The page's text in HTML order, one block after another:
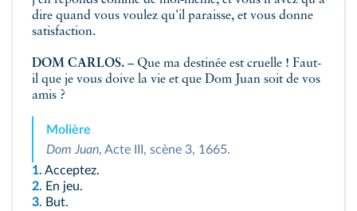
dire quand vous voulez qu'il paraisse, et vous donne
satisfaction.
DOM CARLOS. – Que ma destinée est cruelle ! Faut-
il que je vous doive la vie et que Dom Juan soit de vos
amis ?
Molière
Dom Juan, Acte III, scène 3, 1665.
1. Acceptez.
2. En jeu.
3. But.